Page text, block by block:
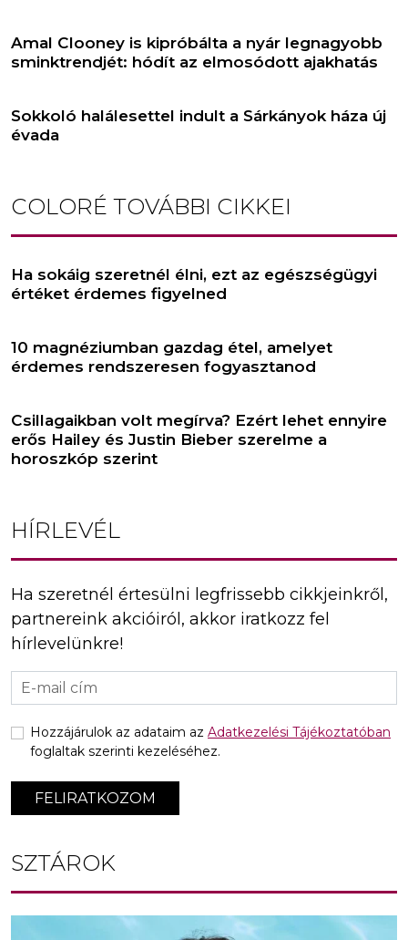
Amal Clooney is kipróbálta a nyár legnagyobb
sminktrendjét: hódít az elmosódott ajakhatás
Sokkoló halálesettel indult a Sárkányok háza új
évada
COLORÉ TOVÁBBI CIKKEI
Ha sokáig szeretnél élni, ezt az egészségügyi
értéket érdemes figyelned
10 magnéziumban gazdag étel, amelyet
érdemes rendszeresen fogyasztanod
Csillagaikban volt megírva? Ezért lehet ennyire
erős Hailey és Justin Bieber szerelme a
horoszkóp szerint
HÍRLEVÉL
Ha szeretnél értesülni legfrissebb cikkjeinkről,
partnereink akcióiról, akkor iratkozz fel
hírlevelünkre!
FELIRATKOZOM
Hozzájárulok az adataim az Adatkezelési Tájékoztatóban
foglaltak szerinti kezeléséhez.
SZTÁROK